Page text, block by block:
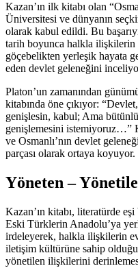
Kazan’ın ilk kitabı olan
Üniversitesi ve dünyanın
olarak kabul edildi. Bu
tarih boyunca halkla
göçebelikten yerleşik hayata
eden devlet geleneğini
Platon’un zamanından
kitabında öne çıkıyor:
genişlesin, kabul; Ama
genişlemesini istemiyoruz…”
ve Osmanlı’nın devlet
parçası olarak ortaya koyuyor.
Yöneten –
Kazan’ın kitabı, literatürde
Eski Türklerin Anadolu’ya
irdeleyerek, halkla ilişkilerin
iletişim kültürüne sahip
yönetilen ilişkilerini